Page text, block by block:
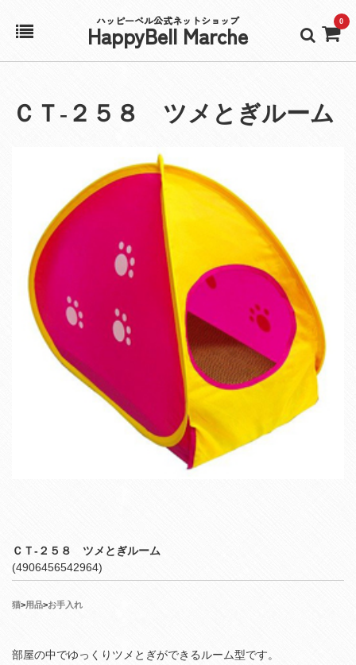
ハッピーベル公式ネットショップ
HappyBell Marche 0
アカウント
ＣＴ‐２５８ ツメとぎルーム
ＣＴ‐２５８ ツメとぎルーム
(4906456542964)
猫>用品>お手入れ
部屋の中でゆっくりツメとぎができるルーム型です。